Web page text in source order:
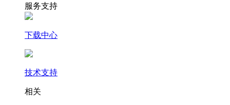
服务支持
下载中心
技术支持
相关